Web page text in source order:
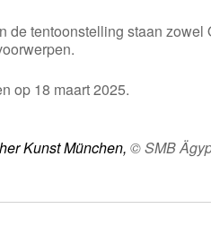
de tentoonstelling staan
op 18 maart 2025.
Kunst München, © SMB